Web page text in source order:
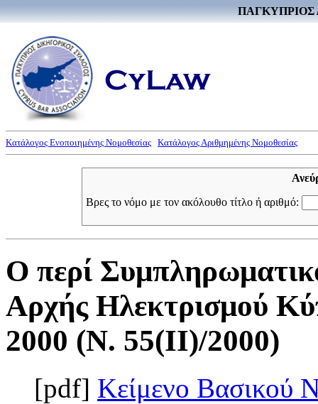
ΠΑΓΚΥΠΡΙΟΣ
Κατάλογος Ενοποιημένης Νομοθεσίας Κατάλογος Αριθμημένης Νομοθεσίας
Βρες το νόμο με τον ακόλουθο τίτλο ή αριθμό:
Ο περί
Αρχής Ηλεκτρισμού
2000 (Ν. 55(II)/2000)
[pdf] Κείμενο Βασικού